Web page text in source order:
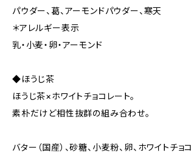
パウダー、葛、アーモンドパウダー、寒天
＊アレルギー表示
乳・小麦・卵・アーモンド
◆ほうじ茶
ほうじ茶×ホワイトチョコレート。
素朴だけど相性抜群の組み合わせ。
バター（国産）、砂糖、小麦粉、卵、ホワイトチョ